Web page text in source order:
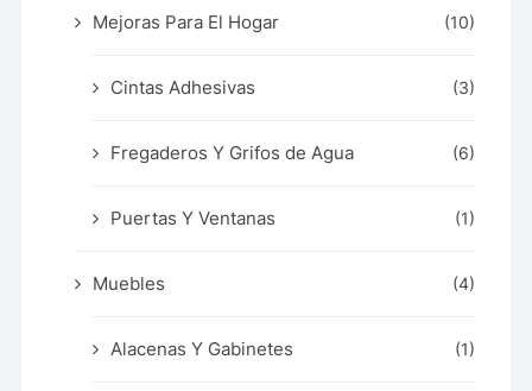
Mejoras Para El Hogar (10)
Cintas Adhesivas (3)
Fregaderos Y Grifos de Agua (6)
Puertas Y Ventanas (1)
Muebles (4)
Alacenas Y Gabinetes (1)